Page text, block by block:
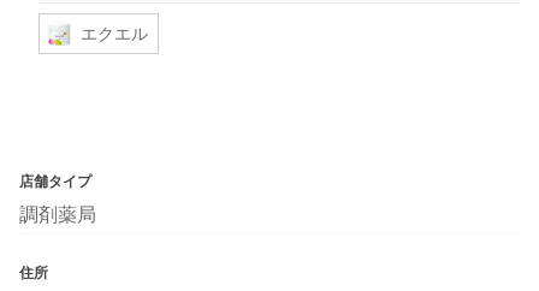
エクエル
店舗タイプ
調剤薬局
住所